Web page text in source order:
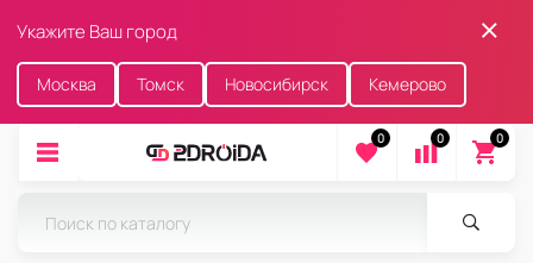
Укажите Ваш город
Москва Томск Новосибирск Кемерово
0 0 0